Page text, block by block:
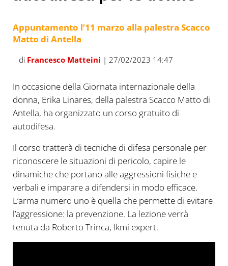
Appuntamento l’11 marzo alla palestra Scacco
Matto di Antella
di Francesco Matteini | 27/02/2023 14:47
In occasione della Giornata internazionale della
donna, Erika Linares, della palestra Scacco Matto di
Antella, ha organizzato un corso gratuito di
autodifesa.
Il corso tratterà di tecniche di difesa personale per
riconoscere le situazioni di pericolo, capire le
dinamiche che portano alle aggressioni fisiche e
verbali e imparare a difendersi in modo efficace.
L’arma numero uno è quella che permette di evitare
l’aggressione: la prevenzione. La lezione verrà
tenuta da Roberto Trinca, Ikmi expert.